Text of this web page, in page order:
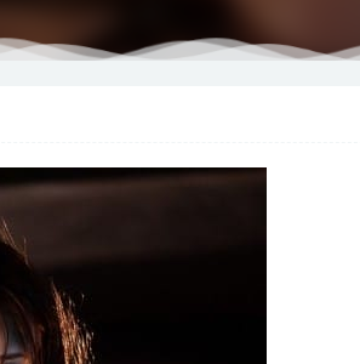
就是阿朱啊[78+1P／722MB]
星阑[86+1P/564MB]